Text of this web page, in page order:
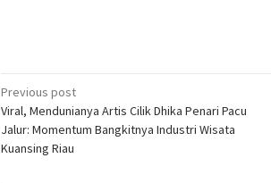
Post
navigation
Previous post
Viral, Mendunianya Artis Cilik Dhika Penari Pacu
Jalur: Momentum Bangkitnya Industri Wisata
Kuansing Riau